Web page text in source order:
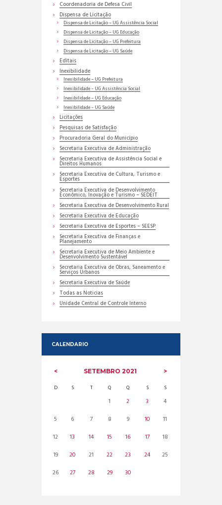
Coordenadoria de Defesa Civil
Dispensa de Licitação
Dispensa de Licitação – UG Assistência Social
Dispensa de Licitação – UG Educação
Dispensa de Licitação – UG Prefeitura
Dispensa de Licitação – UG Saúde
Editais
Inexibilidade
Inexibilidade – UG Prefeitura
Inexibilidade – UG Assistência Social
Inexibilidade – UG Educação
Inexibilidade – UG Saúde
Licitações
Pesquisas de Satisfação
Procuradoria Geral do Município
Secretaria Executiva de Administração
Secretaria Executiva de Assistência Social e
Direitos Humanos
Secretaria Executiva de Cultura, Turismo e
Esportes
Secretaria Executiva de Desenvolvimento
Econômico, Inovação e Turismo – SEDEIT
Secretaria Executiva de Desenvolvimento Rural
Secretaria Executiva de Educação
Secretaria Executiva de Esportes – SEESP
Secretaria Executiva de Finanças e
Planejamento
Secretaria Executiva de Meio Ambiente e
Desenvolvimento Sustentável
Secretaria Executiva de Obras, Saneamento e
Serviços Urbanos
Secretaria Executiva de Saúde
Todas as Noticias
Unidade Central de Controle Interno
CALENDARIO
SETEMBRO 2021
D S T Q Q S S
1 2 3
4
5
6 7 8 9 10
11
12
13 14 15 16 17
18
19
20 21 22 23 24
25
26
27 28 29 30